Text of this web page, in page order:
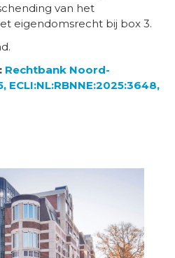
van het
eigendomsrecht bij box 3.
Rechtbank Noord-